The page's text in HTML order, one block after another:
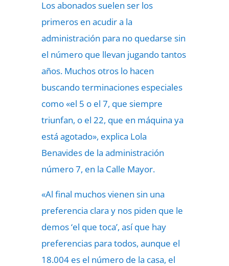
Los abonados suelen ser los
primeros en acudir a la
administración para no quedarse sin
el número que llevan jugando tantos
años. Muchos otros lo hacen
buscando terminaciones especiales
como «el 5 o el 7, que siempre
triunfan, o el 22, que en máquina ya
está agotado», explica Lola
Benavides de la administración
número 7, en la Calle Mayor.
«Al final muchos vienen sin una
preferencia clara y nos piden que le
demos ‘el que toca’, así que hay
preferencias para todos, aunque el
18.004 es el número de la casa, el